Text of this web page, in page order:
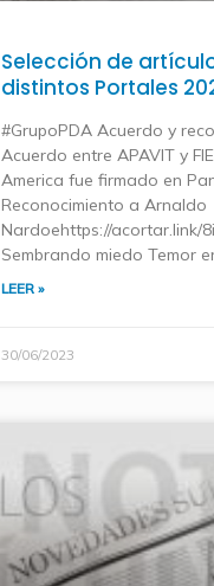
Selección de
distintos Portales
#GrupoPDA Acuerdo y
Acuerdo entre APAVIT y
America fue firmado en
Reconocimiento a Arnaldo
Nardoehttps://acortar.link/
Sembrando miedo Temor
LEER »
30/06/2023